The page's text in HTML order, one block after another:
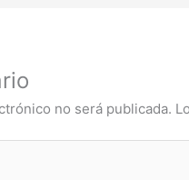
no será publicada.